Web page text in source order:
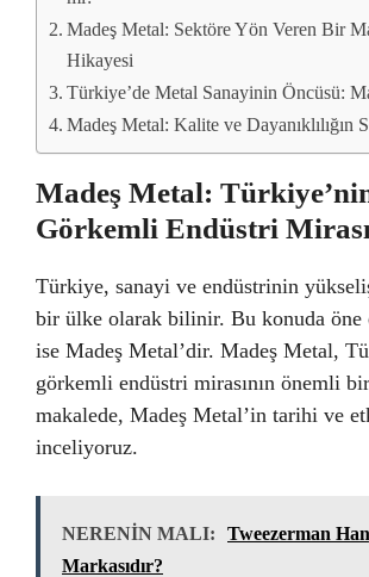
Madeş Metal: Sektöre Yön Veren Bir
Hikayesi
Türkiye’de Metal Sanayinin Öncüsü:
Madeş Metal: Kalite ve Dayanıklılığın
Madeş Metal:
Görkemli Endüstri Mirası
Türkiye, sanayi ve endüstrinin
bir ülke olarak bilinir. Bu konuda öne
ise Madeş Metal’dir. Madeş Metal,
görkemli endüstri mirasının önemli bir
makalede, Madeş Metal’in tarihi ve
inceliyoruz.
NERENİN MALI:
Tweezerman
Markasıdır?